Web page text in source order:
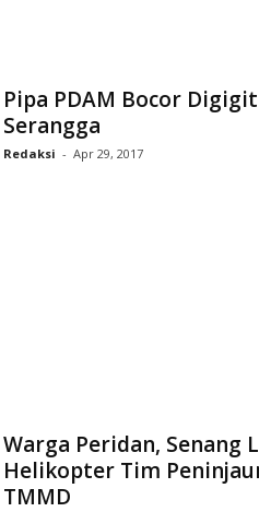
Pipa PDAM Bocor Digigit
Serangga
Redaksi - Apr 29, 2017
Warga Peridan, Senang
Helikopter Tim
TMMD